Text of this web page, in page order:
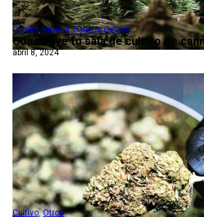
Construye tu sala de cultivo de
Cultivo ,Interior,Sala de Cultivo
abril 8, 2024
Cultivo,Otros